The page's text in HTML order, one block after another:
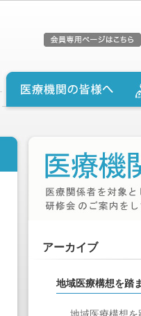
アーカイブ
地域医療構想を踏